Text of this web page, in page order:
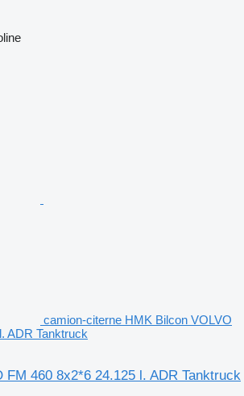
camion-citerne HMK Bilcon VOLVO
ADR Tanktruck
FM 460 8x2*6 24.125 l. ADR Tanktruck